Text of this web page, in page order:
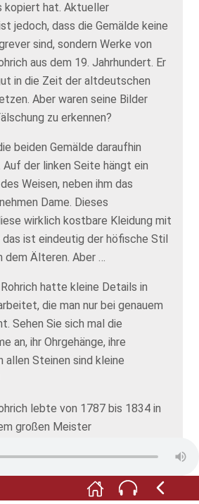
kopiert hat. Aktueller
jedoch, dass die Gemälde keine
sind, sondern Werke von
aus dem 19. Jahrhundert. Er
in die Zeit der altdeutschen
Aber waren seine Bilder
zu erkennen?
beiden Gemälde daraufhin
Auf der linken Seite hängt ein
Weisen, neben ihm das
Dame. Dieses
wirklich kostbare Kleidung mit
das ist eindeutig der höfische Stil
dem Älteren. Aber …
hatte kleine Details in
die man nur bei genauem
Sehen Sie sich mal die
an, ihr Ohrgehänge, ihre
allen Steinen sind kleine
lebte von 1787 bis 1834 in
großen Meister
verschiedenen Museen.
Schenkungen des Verlegers